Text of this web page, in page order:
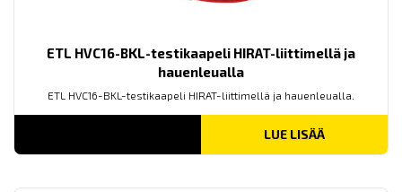
ETL HVC16-BKL-testikaapeli HIRAT-liittimellä ja
hauenleualla
ETL HVC16-BKL-testikaapeli HIRAT-liittimellä ja hauenleualla.
LUE LISÄÄ